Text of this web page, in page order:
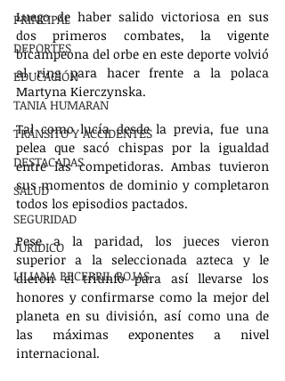
PRINCIPAL
DEPORTES
EDUCACIÓN
TANIA HUMARAN
TRÁNSITO Y ACCIDENTES
DESTACADAS
SALUD
SEGURIDAD
JURÍDICO
LILIANA BECERRIL ROJAS
Luego de haber salido victoriosa en sus
dos primeros combates, la vigente
bicampeona del orbe en este deporte volvió
al ring para hacer frente a la polaca
Martyna Kierczynska.
Tal como lucía desde la previa, fue una
pelea que sacó chispas por la igualdad
entre las competidoras. Ambas tuvieron
sus momentos de dominio y completaron
todos los episodios pactados.
Pese a la paridad, los jueces vieron
superior a la seleccionada azteca y le
dieron el triunfo para así llevarse los
honores y confirmarse como la mejor del
planeta en su división, así como una de
las máximas exponentes a nivel
internacional.